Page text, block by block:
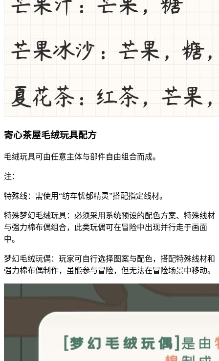
寄心茶屋毛绒玩具配方
毛绒玩具可由任意主体与部件自由组合而成。
注：
特殊线：需使用“纺车忧郁精灵”搭配指定线材。
特殊梦幻毛绒玩具：必须采用系统预设的配色方案、特殊线材
与强力棉布偶组合，此类玩偶可在冒险中出现并行走于画面
中。
梦幻毛绒玩偶：玩家可自行选择图案与配色，搭配特殊线材和
强力棉布偶制作，虽能参与冒险，但无法在冒险场景中移动。